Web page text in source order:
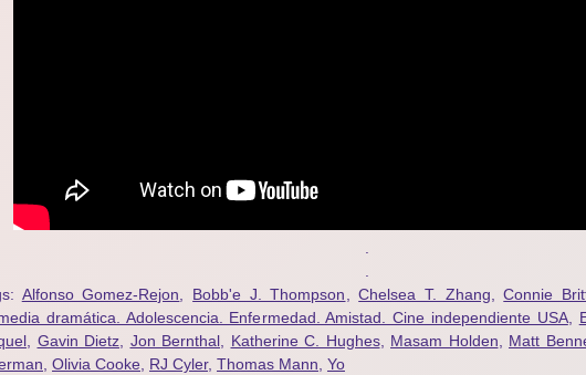
Alfonso Gomez-Rejon Bobb'e J. Thompson ,Chelsea T. Zhang ,Connie
dramática. Adolescencia. Enfermedad. Amistad. Cine independiente USA,
Gavin Dietz Jon Bernthal Katherine C. Hughes, Masam Holden Matt
Olivia Cooke RJ Cyler, Thomas Mann Yo